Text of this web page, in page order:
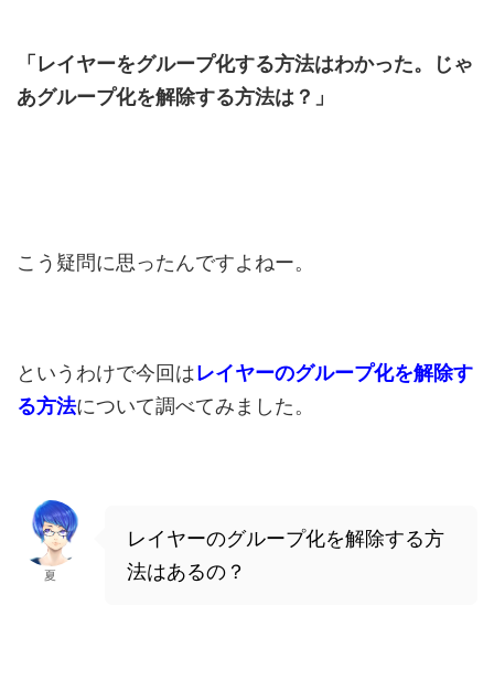
「レイヤーをグループ化する方法はわかった。じゃ
あグループ化を解除する方法は？」
こう疑問に思ったんですよねー。
というわけで今回はレイヤーのグループ化を解除す
る方法について調べてみました。
夏
レイヤーのグループ化を解除する方
法はあるの？